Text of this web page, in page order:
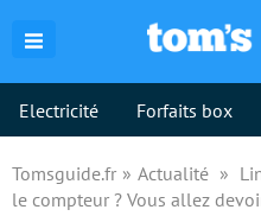
Electricité Forfaits box
Tomsguide.fr Actualité
le compteur ? Vous allez